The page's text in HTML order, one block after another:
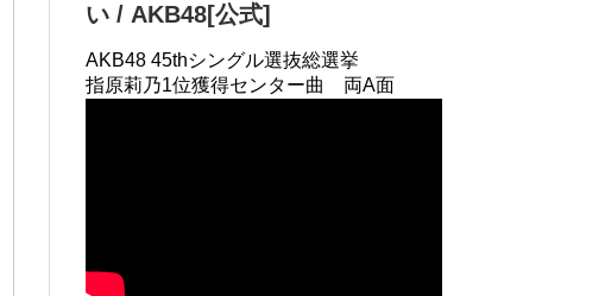
い / AKB48[公式]
AKB48 45thシングル選抜総選挙
指原莉乃1位獲得センター曲 両A面